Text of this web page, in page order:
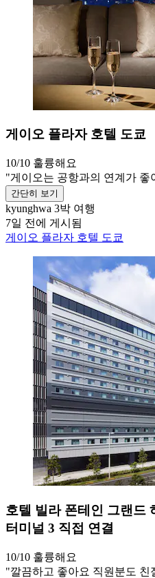
게이오 플라자 호텔 도쿄
10/10 훌륭해요
"게이오는 공항과의 연계가
간단히 보기
kyunghwa 3박 여행
7일 전에 게시됨
게이오 플라자 호텔 도쿄
호텔 빌라 폰테인 그랜드
터미널 3 직접 연결
10/10 훌륭해요
"깔끔하고 좋아요 직원분도 친